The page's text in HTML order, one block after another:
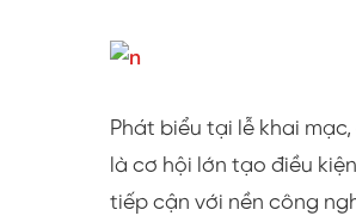
Phát biểu tại lễ khai
là cơ hội lớn tạo điều
tiếp cận với nền công